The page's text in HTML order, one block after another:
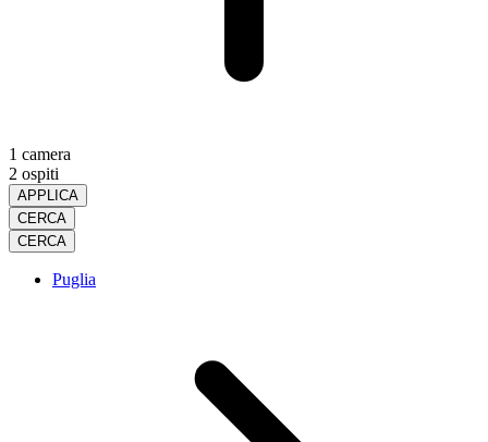
1 camera
2 ospiti
APPLICA
CERCA
CERCA
Puglia